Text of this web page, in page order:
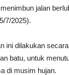
jalan
7/2025).
ini dilakukan
batu, untuk
di musim hujan.